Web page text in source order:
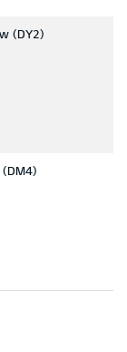
(DY2)